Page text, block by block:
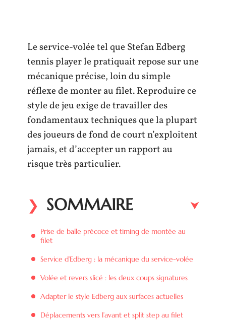
Le service-volée tel que Stefan Edberg
tennis player le pratiquait repose sur une
mécanique précise, loin du simple
réflexe de monter au filet. Reproduire ce
style de jeu exige de travailler des
fondamentaux techniques que la plupart
des joueurs de fond de court n’exploitent
jamais, et d’accepter un rapport au
risque très particulier.
SOMMAIRE
Prise de balle précoce et timing de montée au
filet
Service d’Edberg : la mécanique du service-volée
Volée et revers slicé : les deux coups signatures
Adapter le style Edberg aux surfaces actuelles
Déplacements vers l’avant et split step au filet